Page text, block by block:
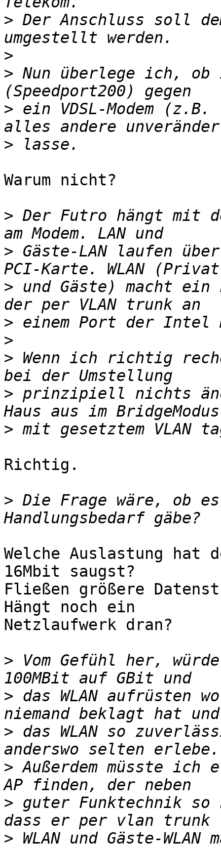
> Der Anschluss soll
>
> Nun überlege ich, ob
> ein VDSL-Modem
>
Warum nicht?
> Der Futro hängt mit
> Gäste-LAN laufen
> und Gäste) macht ein
>
>
> Wenn ich richtig
> prinzipiell nichts
>
Richtig.
> Die Frage wäre, ob
Welche Auslastung hat
16Mbit saugst?
Fließen größere
Hängt noch ein
Netzlaufwerk dran?
> Vom Gefühl her,
> das WLAN aufrüsten
> das WLAN so
> Außerdem müsste ich
> guter Funktechnik
>